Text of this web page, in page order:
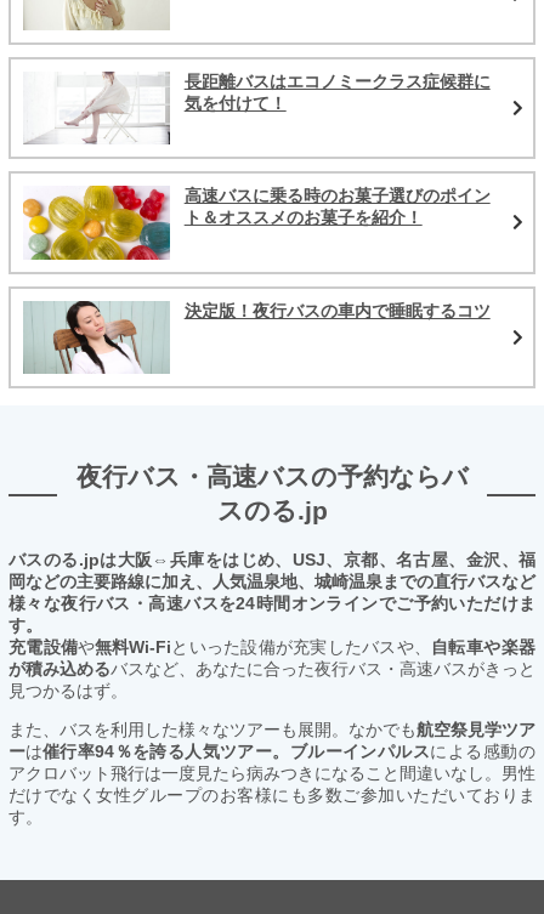
長距離バスはエコノミークラス症候群に
気を付けて！
高速バスに乗る時のお菓子選びのポイン
ト＆オススメのお菓子を紹介！
決定版！夜行バスの車内で睡眠するコツ
夜行バス・高速バスの予約ならバ
スのる.jp
バスのる.jpは大阪⇔兵庫をはじめ、USJ、京都、名古屋、金沢、福
岡などの主要路線に加え、人気温泉地、城崎温泉までの直行バスなど
様々な夜行バス・高速バスを24時間オンラインでご予約いただけま
す。
充電設備や無料Wi-Fiといった設備が充実したバスや、
自転車や楽器
が積み込めるバスなど、あなたに合った夜行バス・高速バスがきっと
見つかるはず。
また、バスを利用した様々なツアーも展開。なかでも航空祭見学ツア
ーは催行率94％を誇る人気ツアー。ブルーインパルスによる感動の
アクロバット飛行は一度見たら病みつきになること間違いなし。男性
だけでなく女性グループのお客様にも多数ご参加いただいておりま
す。